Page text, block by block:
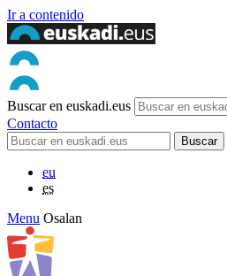
Ir a contenido
Buscar en euskadi.eus
Contacto
eu
es
Menu Osalan